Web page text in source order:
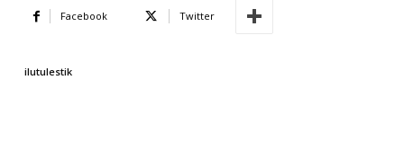
Facebook Twitter
ilutulestik